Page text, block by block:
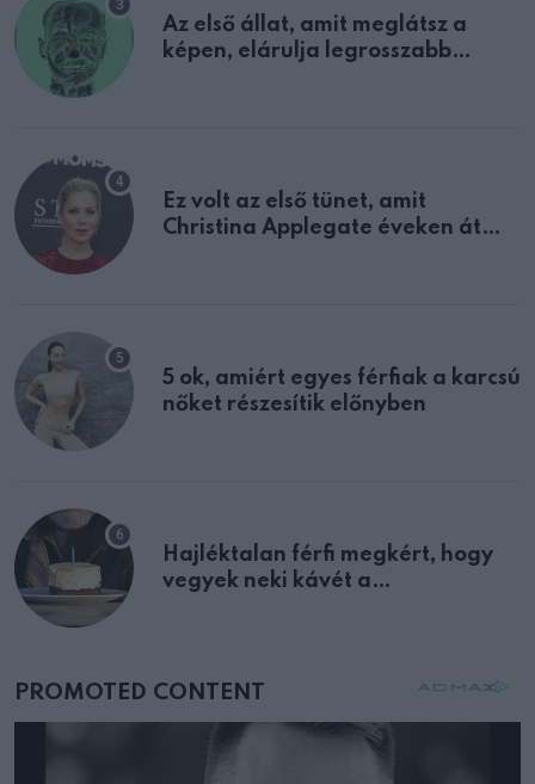
Az első állat, amit meglátsz a
képen, elárulja legrosszabb
Ez volt az első tünet, amit
Christina Applegate éveken át
5 ok, amiért egyes férfiak a karcsú
nőket részesítik előnyben
Hajléktalan férfi megkért, hogy
vegyek neki kávét a